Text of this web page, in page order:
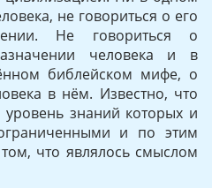
не говориться о его
Не говориться о
человека и в
библейском мифе, о
в нём. Известно, что
знаний которых и
и по этим
что являлось смыслом